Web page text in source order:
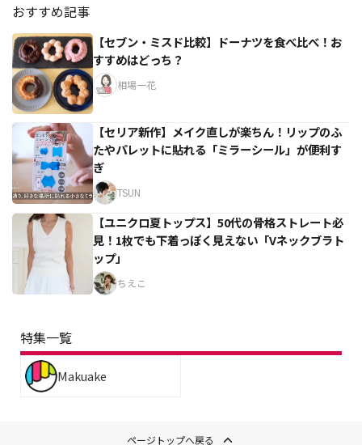
おすすめ記事
【セブン・ミスド比較】ドーナツを食べ比べ！お
すすめはどっち？
相場一花
【セリア新作】メイク直しが楽ちん！リップのふ
たやパレットに貼れる「ミラーシール」が便利す
ぎ
TSUN
【ユニクロ夏トップス】50代の骨格ストレート必
見！1枚でも下着っぽく見えない「Vネックブラト
ップ」
ちえこ
特集一覧
Makuake
ページトップへ戻る